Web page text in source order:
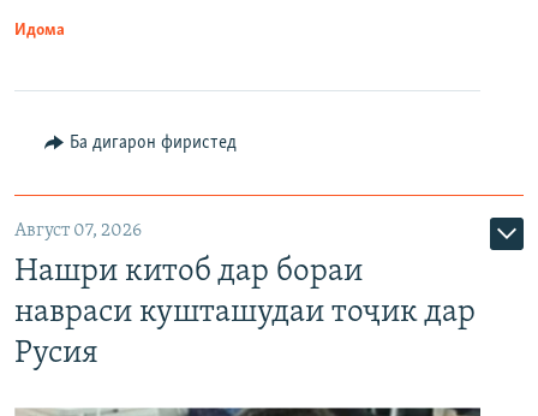
Идома
Ба дигарон фиристед
Август 07, 2026
Нашри китоб дар бораи
навраси кушташудаи тоҷик дар
Русия